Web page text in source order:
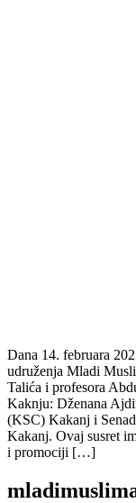
Dana 14. februara
udruženja Mladi
Talića i profesora
Kaknju: Dženana
(KSC) Kakanj i
Kakanj. Ovaj susret
i promociji […]